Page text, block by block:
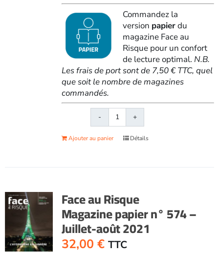
Commandez la
version papierdu
magazine Face au
Risque pour un confort
de lecture optimal. N.B.
Les frais de port sont de 7,50 € TTC, quel
que soit le nombre de magazines
commandés.
quantité
de
Face
573
-
Juin
2021
Ajouter au panier Détails
Face au Risque
Magazine papier n° 574 –
Juillet-août 2021
32,00 € TTC